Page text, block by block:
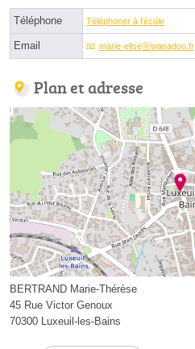
Téléphone Téléphoner à l'école
Email marie-eliseⓐwanadoo.fr
Plan et adresse
BERTRAND Marie-Thérèse
45 Rue Victor Genoux
70300 Luxeuil-les-Bains